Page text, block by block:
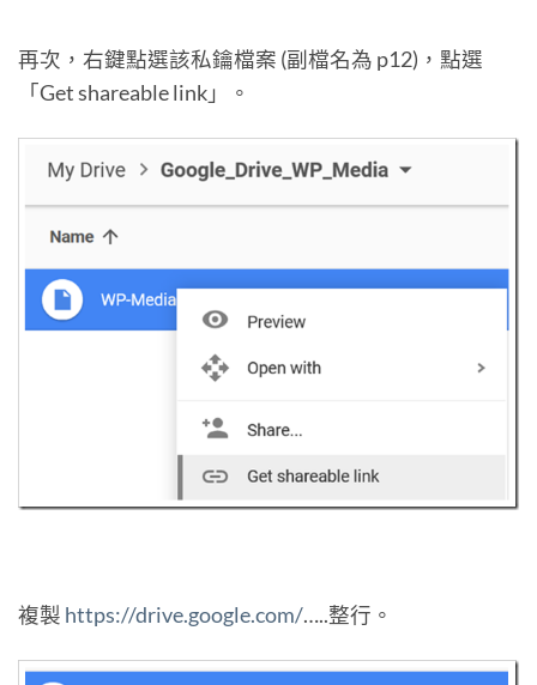
再次，右鍵點選該私鑰檔案 (副檔名為 p12)，點選
「Get shareable link」。
複製 https://drive.google.com/…..整行。